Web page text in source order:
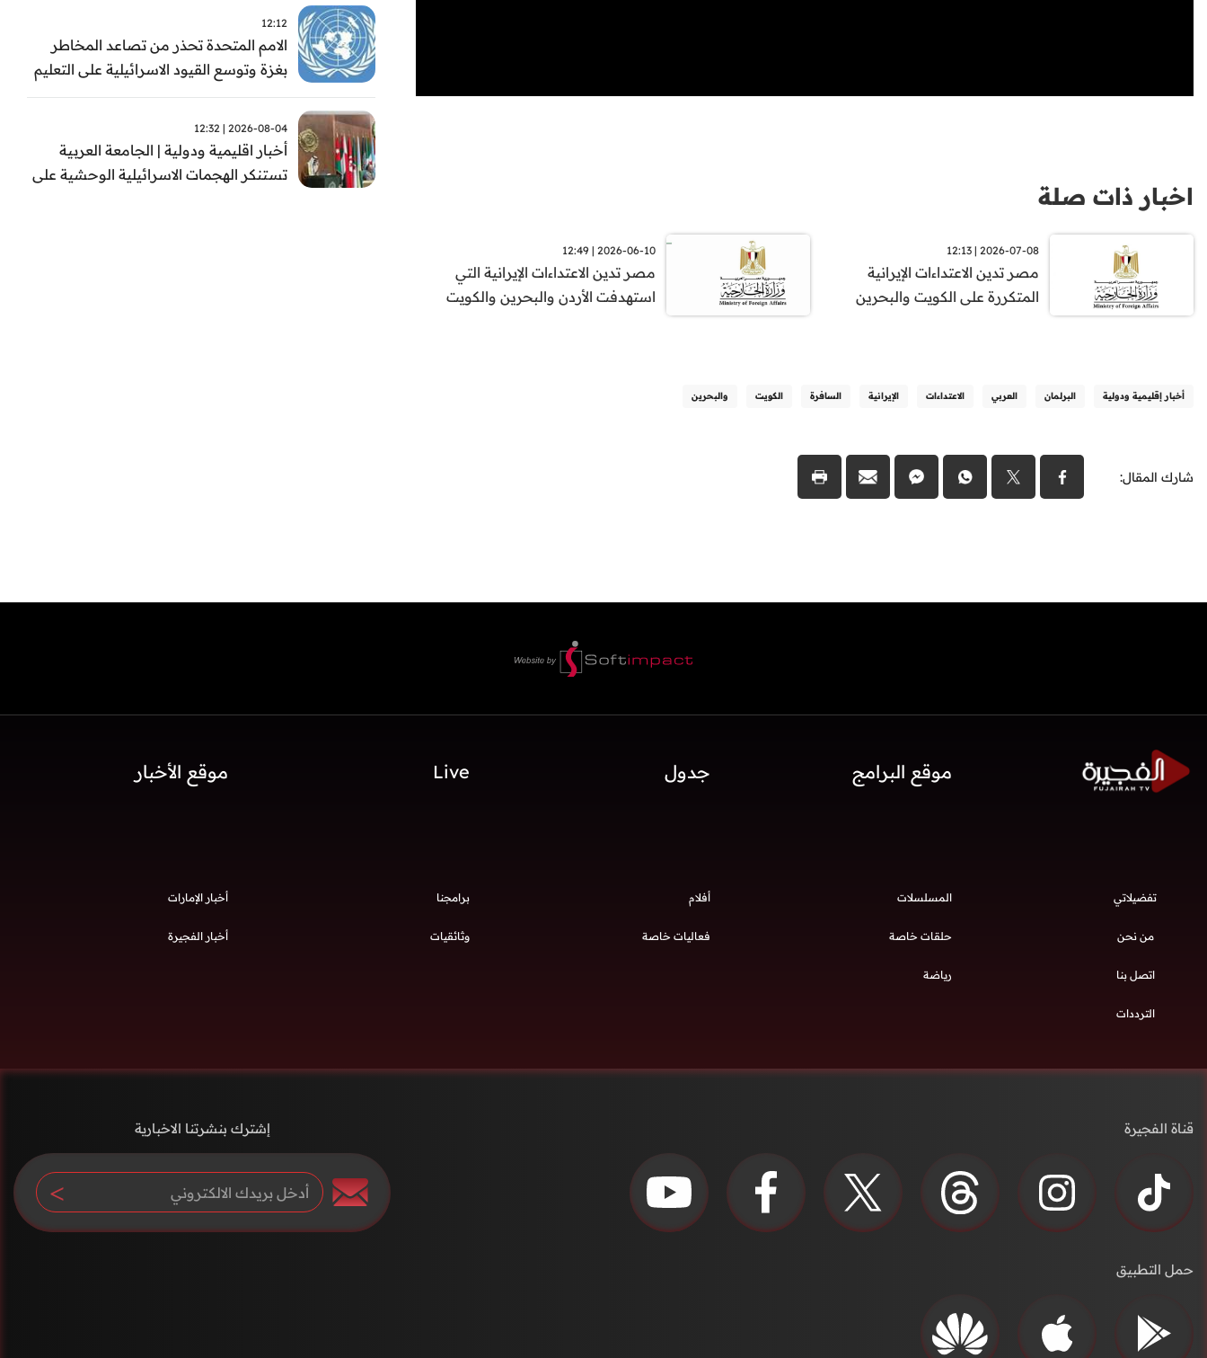
اخبار ذات صلة
2026-07-08 | 12:13
مصر تدين الاعتداءات الإيرانية
المتكررة على الكويت والبحرين
2026-06-10 | 12:49
مصر تدين الاعتداءات الإيرانية التي
استهدفت الأردن والبحرين والكويت
أخبار إقليمية ودولية البرلمان العربي الاعتداءات الإيرانية السافرة الكويت والبحرين
شارك المقال:
12:12
الامم المتحدة تحذر من تصاعد المخاطر
بغزة وتوسع القيود الاسرائيلية على التعليم
والمدارس
2026-08-04 | 12:32
أخبار اقليمية ودولية | الجامعة العربية
تستنكر الهجمات الاسرائيلية الوحشية على
موقع البرامج جدول Live موقع الأخبار
تفضيلاتي
من نحن
اتصل بنا
الترددات
المسلسلات أفلام برامجنا
حلقات خاصة فعاليات خاصة وثائقيات
رياضة
أخبار الإمارات
أخبار الفجيرة
قناة الفجيرة
حمل التطبيق
إشترك بنشرتنا الاخبارية